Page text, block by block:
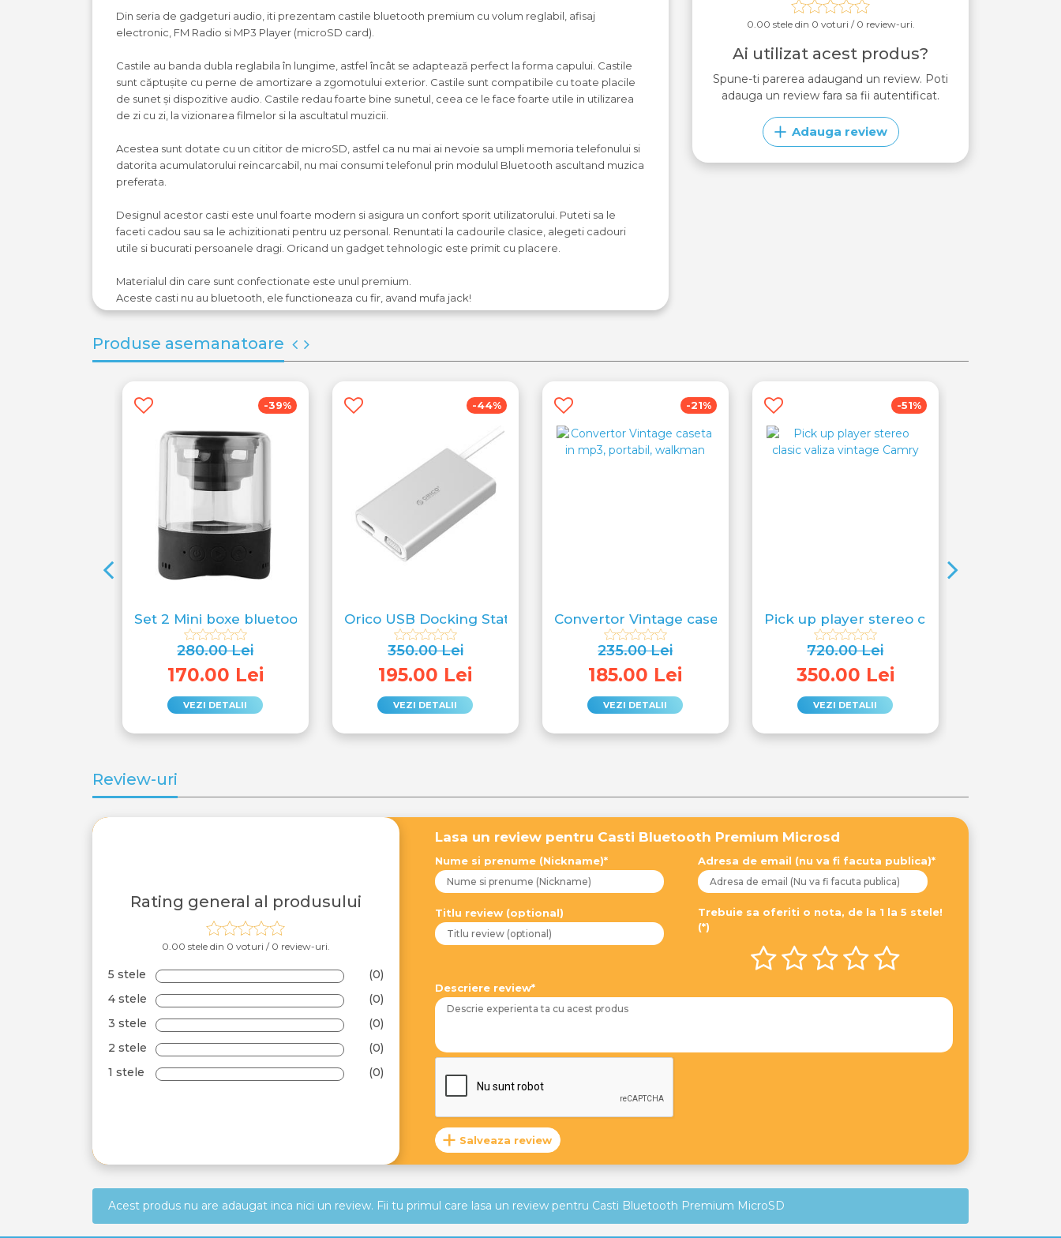
Din seria de gadgeturi audio, iti prezentam castile bluetooth premium cu volum reglabil, afisaj
electronic, FM Radio si MP3 Player (microSD card).
Castile au banda dubla reglabila în lungime, astfel încât se adaptează perfect la forma capului. Castile
sunt căptușite cu perne de amortizare a zgomotului exterior. Castile sunt compatibile cu toate placile
de sunet și dispozitive audio. Castile redau foarte bine sunetul, ceea ce le face foarte utile in utilizarea
de zi cu zi, la vizionarea filmelor si la ascultatul muzicii.
Acestea sunt dotate cu un cititor de microSD, astfel ca nu mai ai nevoie sa umpli memoria telefonului si
datorita acumulatorului reincarcabil, nu mai consumi telefonul prin modulul Bluetooth ascultand muzica
preferata.
Designul acestor casti este unul foarte modern si asigura un confort sporit utilizatorului. Puteti sa le
faceti cadou sau sa le achizitionati pentru uz personal. Renuntati la cadourile clasice, alegeti cadouri
utile si bucurati persoanele dragi. Oricand un gadget tehnologic este primit cu placere.
Materialul din care sunt confectionate este unul premium.
Aceste casti nu au bluetooth, ele functioneaza cu fir, avand mufa jack!
0.00 stele din 0 voturi / 0 review-uri.
Ai utilizat acest produs?
Spune-ti parerea adaugand un review. Poti
adauga un review fara sa fii autentificat.
Adauga review
Produse asemanatoare
-39%
Set 2 Mini boxe bluetooth stereo magnetice
280.00 Lei
170.00 Lei
VEZI DETALII
-44%
Orico USB Docking Station
350.00 Lei
195.00 Lei
VEZI DETALII
-21%
Convertor Vintage caseta in mp3, portabil, walkman
235.00 Lei
185.00 Lei
VEZI DETALII
-51%
Pick up player stereo clasic valiza vintage
720.00 Lei
350.00 Lei
VEZI DETALII
Review-uri
Rating general al produsului
0.00 stele din 0 voturi / 0 review-uri.
5 stele
(0)
4 stele
(0)
3 stele
(0)
2 stele
(0)
1 stele
(0)
Lasa un review pentru Casti Bluetooth Premium Microsd
Nume si prenume (Nickname)* Adresa de email (nu va fi facuta publica)*
Titlu review (optional)
Trebuie sa oferiti o nota, de la 1 la 5 stele!
(*)
Descriere review*
Salveaza review
Acest produs nu are adaugat inca nici un review. Fii tu primul care lasa un review pentru Casti Bluetooth Premium MicroSD